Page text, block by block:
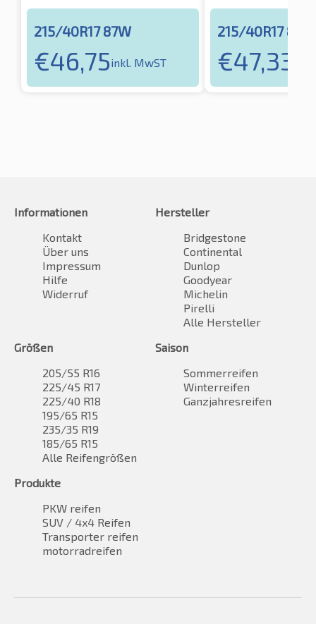
215/40R17 87W
€46,75inkl. MwST
215/40R17 87W
€47,33
Informationen
Kontakt
Über uns
Impressum
Hilfe
Widerruf
Hersteller
Bridgestone
Continental
Dunlop
Goodyear
Michelin
Pirelli
Alle Hersteller
Größen
205/55 R16
225/45 R17
225/40 R18
195/65 R15
235/35 R19
185/65 R15
Alle Reifengrößen
Saison
Sommerreifen
Winterreifen
Ganzjahresreifen
Produkte
PKW reifen
SUV / 4x4 Reifen
Transporter reifen
motorradreifen